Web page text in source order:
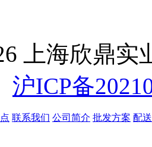
上海欣鼎
沪ICP备
联系我们 公司简介 批发方案 配